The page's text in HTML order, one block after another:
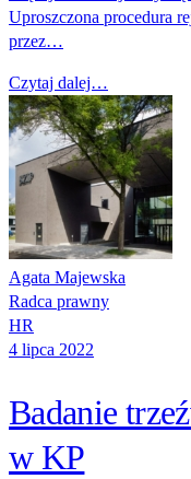
Uproszczona procedura
przez…
Czytaj dalej…
Agata Majewska
Radca prawny
HR
4 lipca 2022
Badanie
w KP